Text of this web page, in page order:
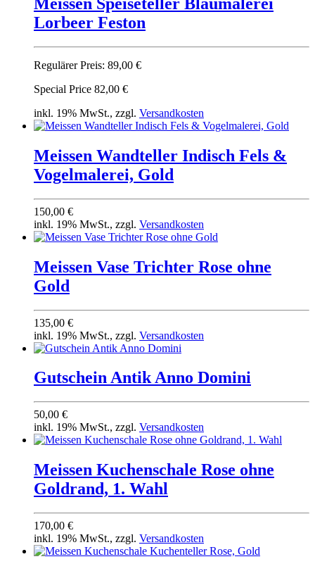
Lorbeer Feston
Regulärer Preis: 89,00 €
Special Price 82,00 €
inkl. 19% MwSt., zzgl. Versandkosten
Meissen Wandteller Indisch Fels &
Vogelmalerei, Gold
150,00 €
inkl. 19% MwSt., zzgl. Versandkosten
Meissen Vase Trichter Rose ohne
Gold
135,00 €
inkl. 19% MwSt., zzgl. Versandkosten
Gutschein Antik Anno Domini
50,00 €
inkl. 19% MwSt., zzgl. Versandkosten
Meissen Kuchenschale Rose ohne
Goldrand, 1. Wahl
170,00 €
inkl. 19% MwSt., zzgl. Versandkosten